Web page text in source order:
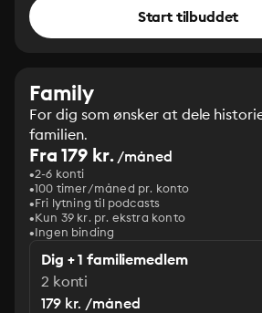
Start tilbuddet
Family
For dig som ønsker at dele
familien.
Fra 179 kr./måned
2-6 konti
100 timer/måned pr. konto
Fri lytning til podcasts
Kun 39 kr. pr. ekstra konto
Ingen binding
Dig + 1 familiemedlem
2 konti
179 kr. /måned